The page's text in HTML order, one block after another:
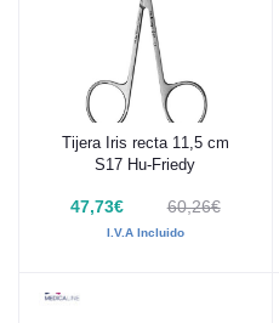
Añadir al carrito
Tijera Iris recta 11,5 cm
S17 Hu-Friedy
47,73€ 60,26€
I.V.A Incluido